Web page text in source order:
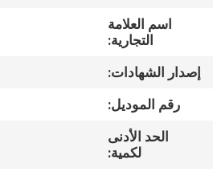
معلومات
جولة
اسم العلامة
التجارية:
إصدار الشهادات:
رقم الموديل:
الحد الأدنى
لكمية: